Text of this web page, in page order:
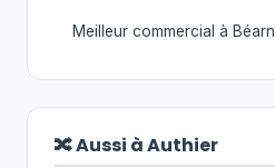
Meilleur commercial à Béarn
🔀 Aussi à Authier